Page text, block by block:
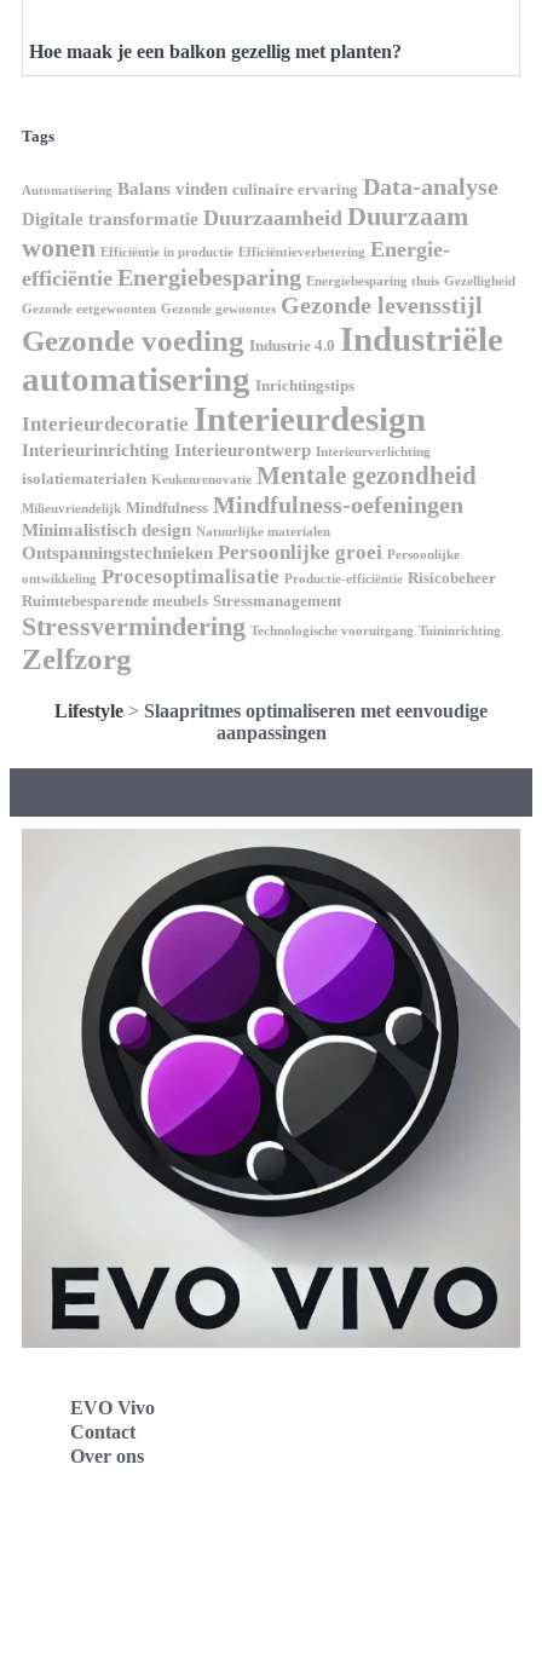
Hoe maak je een balkon gezellig met planten?
Tags
Automatisering Balans vinden culinaire ervaring Data-analyse
Digitale transformatie Duurzaamheid Duurzaam
wonen Efficiëntie in productie Efficiëntieverbetering Energie-
efficiëntie Energiebesparing Energiebesparing thuis Gezelligheid
Gezonde eetgewoonten Gezonde gewoontes Gezonde levensstijl
Gezonde voeding Industrie 4.0 Industriële
automatisering Inrichtingstips
Interieurdecoratie Interieurdesign
Interieurinrichting Interieurontwerp Interieurverlichting
isolatiematerialen Keukenrenovatie Mentale gezondheid
Milieuvriendelijk Mindfulness Mindfulness-oefeningen
Minimalistisch design Natuurlijke materialen
Ontspanningstechnieken Persoonlijke groei Persoonlijke
ontwikkeling Procesoptimalisatie Productie-efficiëntie Risicobeheer
Ruimtebesparende meubels Stressmanagement
Stressvermindering Technologische vooruitgang Tuininrichting
Zelfzorg
Lifestyle > Slaapritmes optimaliseren met eenvoudige
aanpassingen
EVO Vivo
Contact
Over ons